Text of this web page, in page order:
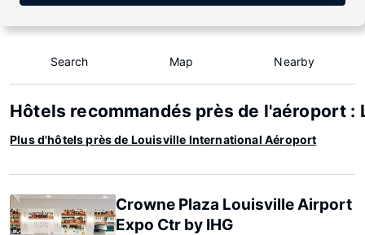
Search Map Nearby
Hôtels recommandés près de l'aéroport
Plus d'hôtels près de Louisville International Aéroport
Crowne Plaza Louisville Airport
Expo Ctr by IHG